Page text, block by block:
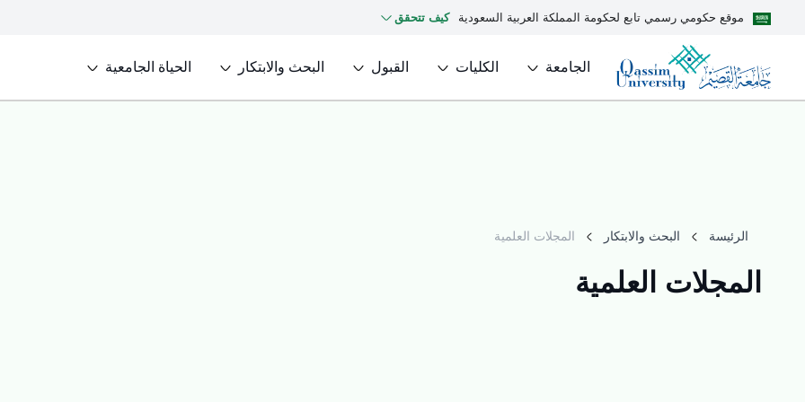
موقع حكومي رسمي تابع لحكومة المملكة العربية السعودية كيف تتحقق
الجامعة الكليات القبول البحث والابتكار الحياة الجامعية
الرئيسة البحث والابتكار المجلات العلمية
المجلات العلمية